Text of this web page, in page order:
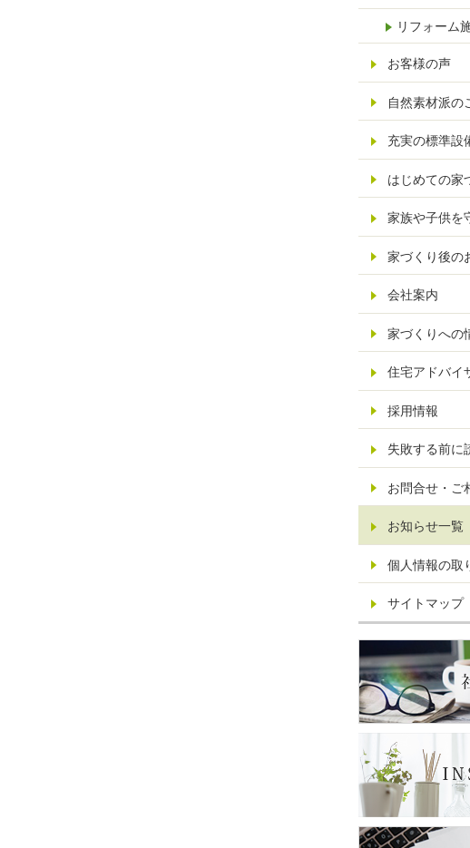
リフォーム
お客様の声
自然素材派の
充実の標準設
はじめての家
家族や子供を
家づくり後の
会社案内
家づくりへの
住宅アドバイ
採用情報
失敗する前に
お問合せ・ご
お知らせ一覧
個人情報の取
サイトマップ